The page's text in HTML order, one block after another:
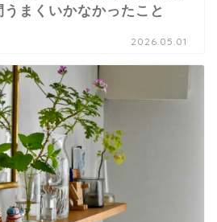
まくいかなかったこと
2026.05.01